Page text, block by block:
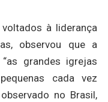
à liderança
observou que a
grandes igrejas
cada vez
no Brasil,